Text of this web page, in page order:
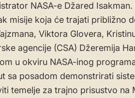
NASA-e Džared
misije koja će trajati približno
Viktora Glovera,
agencije (CSA) Džeremija
u okviru NASA-inog
sa posadom demonstrirati
temelje za trajno prisustvo na